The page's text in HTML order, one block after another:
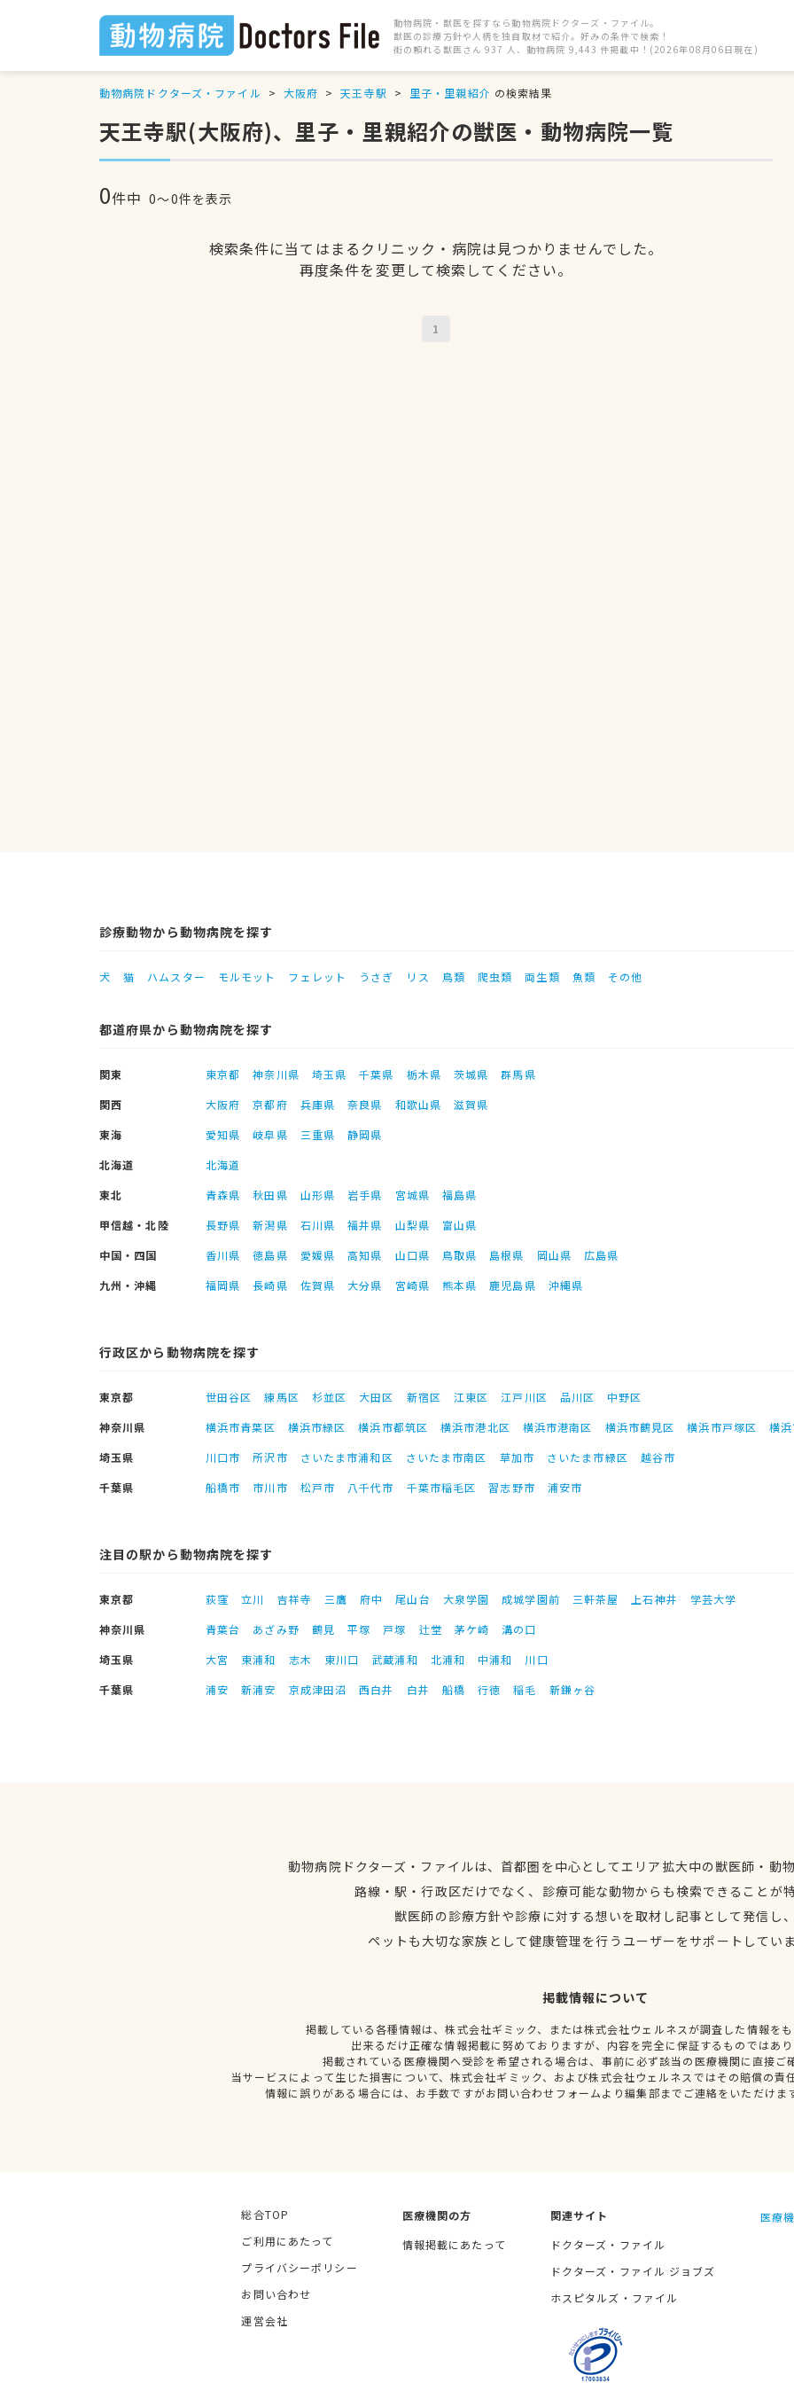
動物病院・獣医を探すなら動物病院ドクターズ・ファイル。
獣医の診療方針や人柄を独自取材で紹介。好みの条件で検索！
街の頼れる獣医さん 937 人、動物病院 9,443 件掲載中！(2026年08月06日現在)
動物病院ドクターズ・ファイル 大阪府 天王寺駅 里子・里親紹介 の検索結果
天王寺駅(大阪府)、里子・里親紹介の獣医・動物病院一覧
0件中 0〜0件を表示
検索条件に当てはまるクリニック・病院は見つかりませんでした。
再度条件を変更して検索してください。
1
診療動物から動物病院を探す
犬 猫 ハムスター モルモット フェレット うさぎ リス 鳥類 爬虫類 両生類 魚類 その他
都道府県から動物病院を探す
関東 東京都 神奈川県 埼玉県 千葉県 栃木県 茨城県
群馬県
関西
大阪府 京都府 兵庫県 奈良県 和歌山県
滋賀県
東海
愛知県 岐阜県 三重県
静岡県
北海道
北海道
東北
青森県 秋田県 山形県 岩手県 宮城県
福島県
甲信越・北陸
長野県 新潟県 石川県 福井県 山梨県
富山県
中国・四国
香川県 徳島県 愛媛県 高知県 山口県 鳥取県 島根県 岡山県
広島県
九州・沖縄
福岡県 長崎県 佐賀県 大分県 宮崎県 熊本県 鹿児島県 沖縄県
行政区から動物病院を探す
東京都 世田谷区 練馬区 杉並区 大田区 新宿区 江東区 江戸川区 品川区
中野区
神奈川県
横浜市青葉区 横浜市緑区 横浜市都筑区 横浜市港北区 横浜市港南区 横浜市鶴見区 横浜市戸塚区
横
埼玉県
川口市 所沢市 さいたま市浦和区 さいたま市南区 草加市 さいたま市緑区
越谷市
千葉県
船橋市 市川市 松戸市 八千代市 千葉市稲毛区 習志野市 浦安市
注目の駅から動物病院を探す
東京都 荻窪 立川 吉祥寺 三鷹 府中 尾山台 大泉学園 成城学園前 三軒茶屋 上石神井
学芸大学
神奈川県
青葉台 あざみ野 鶴見 平塚 戸塚 辻堂 茅ケ崎
溝の口
埼玉県
大宮 東浦和 志木 東川口 武蔵浦和 北浦和 中浦和
川口
千葉県
浦安 新浦安 京成津田沼 西白井 白井 船橋 行徳 稲毛 新鎌ヶ谷
動物病院ドクターズ・ファイルは、首都圏を中心としてエリア拡大中の獣医師・動
路線・駅・行政区だけでなく、診療可能な動物からも検索できることが
獣医師の診療方針や診療に対する想いを取材し記事として発信し
ペットも大切な家族として健康管理を行うユーザーをサポートしてい
掲載情報について
掲載している各種情報は、株式会社ギミック、または株式会社ウェルネスが調査した情報を
出来るだけ正確な情報掲載に努めておりますが、内容を完全に保証するものではあ
掲載されている医療機関へ受診を希望される場合は、事前に必ず該当の医療機関に直接ご
当サービスによって生じた損害について、株式会社ギミック、および株式会社ウェルネスではその賠償の責
情報に誤りがある場合には、お手数ですがお問い合わせフォームより編集部までご連絡をいただけま
総合TOP
ご利用にあたって
プライバシーポリシー
お問い合わせ
運営会社
医療機関の方
情報掲載にあたって
関連サイト
ドクターズ・ファイル
ドクターズ・ファイル ジョブズ
ホスピタルズ・ファイル
医療